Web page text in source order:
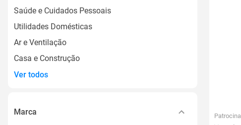
Saúde e Cuidados Pessoais
Utilidades Domésticas
Ar e Ventilação
Casa e Construção
Ver todos
Marca